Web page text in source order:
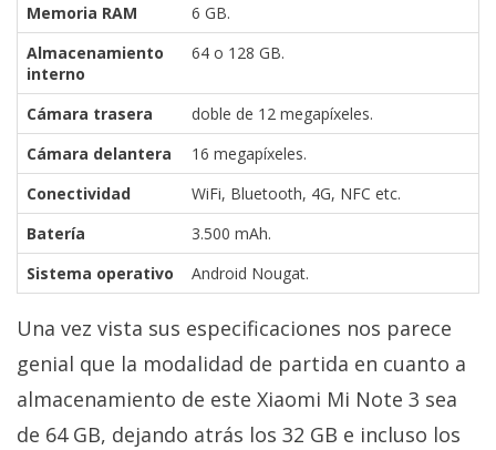
El medio de
comunicación
digital donde
encontrarás
todas las
noticias sobre
tecnología,
móviles,
ordenadores,
apps,
informática,
videojuegos,
comparativas,
trucos y
Informático
(CC) 2006-
2026.Algunos
derechos
Memoria RAM
6 GB.
Almacenamiento
interno
64 o 128 GB.
Cámara trasera
doble de 12 megapíxeles.
Cámara delantera
16 megapíxeles.
Conectividad
WiFi, Bluetooth, 4G, NFC etc.
Batería
3.500 mAh.
Sistema operativo
Android Nougat.
Una vez vista sus especificaciones nos parece
genial que la modalidad de partida en cuanto a
almacenamiento de este Xiaomi Mi Note 3 sea
de 64 GB, dejando atrás los 32 GB e incluso los